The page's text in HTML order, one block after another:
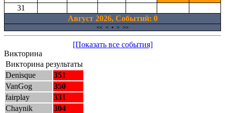
31
Август 2026, Cобытий: 0
<< < • > >>
[Показать все события]
Викторина
Викторина результаты
Denisque
351
VanGog
350
fairplay
331
Chaynik
304